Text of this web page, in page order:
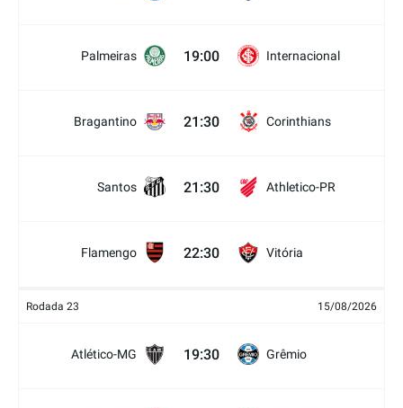
Palmeiras 19:00 Internacional
Bragantino 21:30 Corinthians
Santos 21:30 Athletico-PR
Flamengo 22:30 Vitória
Rodada 23 15/08/2026
Atlético-MG 19:30 Grêmio